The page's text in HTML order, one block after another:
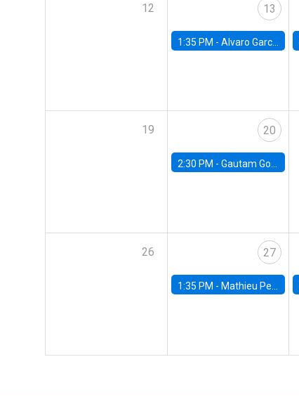
12 13
1:35 PM - Alvaro Garcia-Marin, Universidad de Los Andes
19 20
2:30 PM - Gautam Gowrisankaran, Columbia University
26 27
1:35 PM - Mathieu Pedemonte, IDB